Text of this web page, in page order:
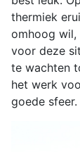
thermiek
omhoog wil,
voor deze
te wachten
het werk
goede sfeer.